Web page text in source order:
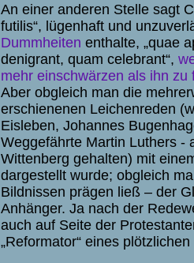
An einer anderen Stelle sagt
futilis“, lügenhaft und
Dummheiten enthalte, „quae
denigrant, quam celebrant“,
mehr einschwärzen als ihn zu
Aber obgleich man die
erschienenen Leichenreden
Eisleben, Johannes
Weggefährte Martin Luthers -
Wittenberg gehalten) mit
dargestellt wurde; obgleich
Bildnissen prägen ließ – der
Anhänger. Ja nach der
auch auf Seite der
„Reformator“ eines